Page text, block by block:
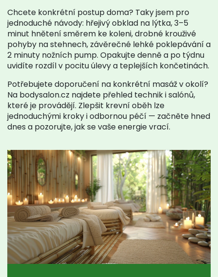
Chcete konkrétní postup doma? Taky jsem pro
jednoduché návody: hřejivý obklad na lýtka, 3–5
minut hnětení směrem ke koleni, drobné krouživé
pohyby na stehnech, závěrečné lehké poklepávání a
2 minuty nožních pump. Opakujte denně a po týdnu
uvidíte rozdíl v pocitu úlevy a teplejších končetinách.
Potřebujete doporučení na konkrétní masáž v okolí?
Na bodysalon.cz najdete přehled technik i salónů,
které je provádějí. Zlepšit krevní oběh lze
jednoduchými kroky i odbornou péčí — začněte hned
dnes a pozorujte, jak se vaše energie vrací.